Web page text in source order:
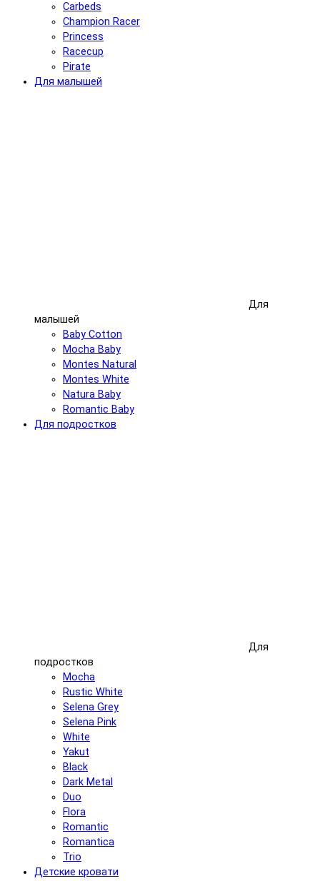
Carbeds
Champion Racer
Princess
Racecup
Pirate
Для малышей
Для
малышей
Baby Cotton
Mocha Baby
Montes Natural
Montes White
Natura Baby
Romantic Baby
Для подростков
Для
подростков
Mocha
Rustic White
Selena Grey
Selena Pink
White
Yakut
Black
Dark Metal
Duo
Flora
Romantic
Romantica
Trio
Детские кровати